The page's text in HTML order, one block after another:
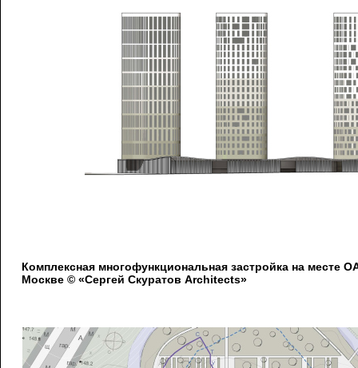
Комплексная многофункциональная застройка на месте
Москве © «Сергей Скуратов Architects»